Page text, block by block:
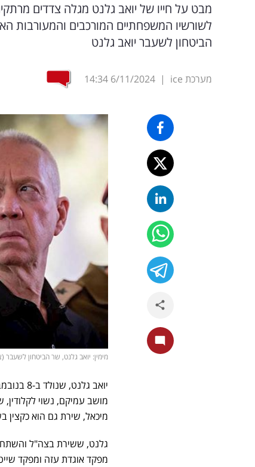
מבט על חייו של יואב גלנט מגלה צדדים
לשורשיו המשפחתיים המורכבים והמעורבות
הביטחון לשעבר יואב גלנט
מערכת ice |
6/11/2024
14:34
מימין: יואב גלנט, שר הביטחון לשעבר
מושב עמיקם, נשוי לקלודין,
מיכאל, שירת גם הוא כקצין
גלנט, ששירת בצה"ל